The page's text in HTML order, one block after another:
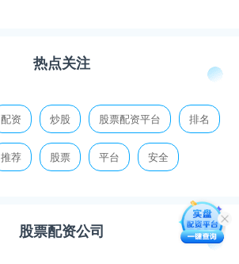
热点关注
配资 炒股 股票配资平台 排名
推荐 股票 平台 安全
股票配资公司